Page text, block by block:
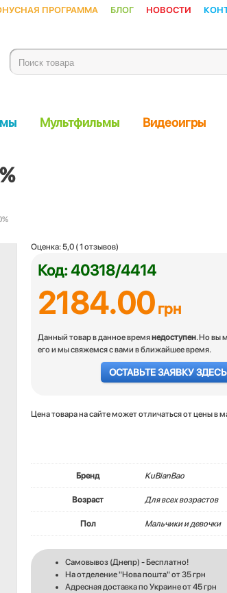
программа Блог Новости
Мультфильмы Видеоигры
Оценка: 5,0 (1 отзывов)
Код: 40318/4414
2184.00грн
Данный товар в данное времянедоступен. Но вы
его и мы свяжемся с вами в ближайшее время.
ОСТАВЬТЕ ЗАЯВКУ ЗДЕСЬ
Цена товара на сайте может отличаться от цены в
Бренд KuBianBao
Возраст Для всех возрастов
Пол Мальчики и девочки
Самовывоз (Днепр) - Бесплатно!
На отделение "Нова пошта" от 35 грн
Адресная доставка по Украине от 45 грн